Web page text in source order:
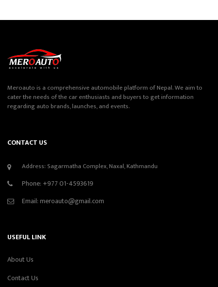
Meroauto is a comprehensive automobile platform of Nepal. We aim to
cater the needs of the car enthusiasts and buyers to get information
regarding auto brands, launches, and events.
CONTACT US
Address: Sagarmatha Complex, Naxal, Kathmandu
Phone: +977 01-4593619
Email:meroauto@gmail.com
USEFUL LINK
About Us
Contact Us